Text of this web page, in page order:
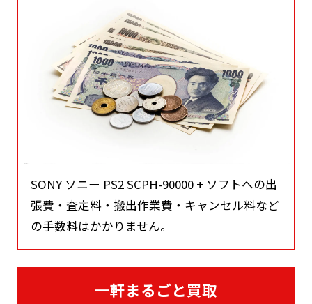
SONY ソニー PS2 SCPH-90000 + ソフトへの出
張費・査定料・搬出作業費・キャンセル料など
の手数料はかかりません。
一軒まるごと買取